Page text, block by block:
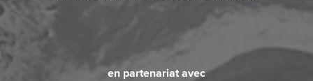
en partenariat avec